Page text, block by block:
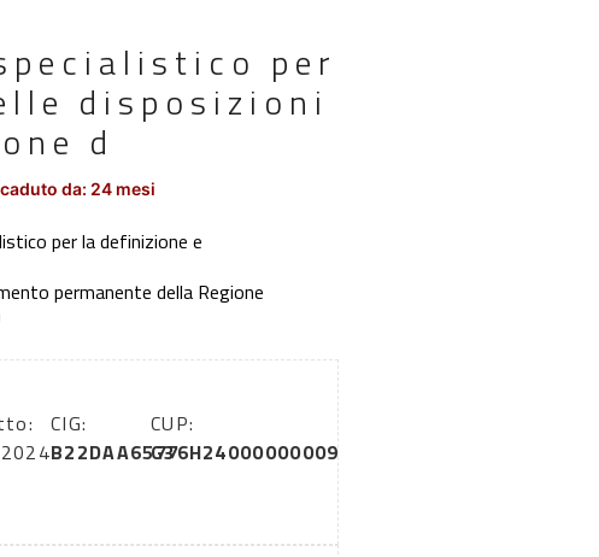
per
disposizioni
d
da: 24 mesi
per la definizione e
permanente della Regione
CIG:
B22DAA6577
CUP:
G36H24000000009